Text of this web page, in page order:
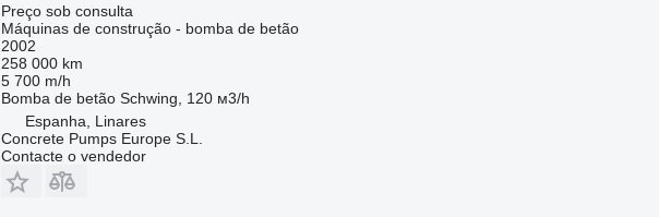
Preço sob consulta
Máquinas de construção - bomba de betão
2002
258 000 km
5 700 m/h
Bomba de betão Schwing, 120 м3/h
Espanha, Linares
Concrete Pumps Europe S.L.
Contacte o vendedor